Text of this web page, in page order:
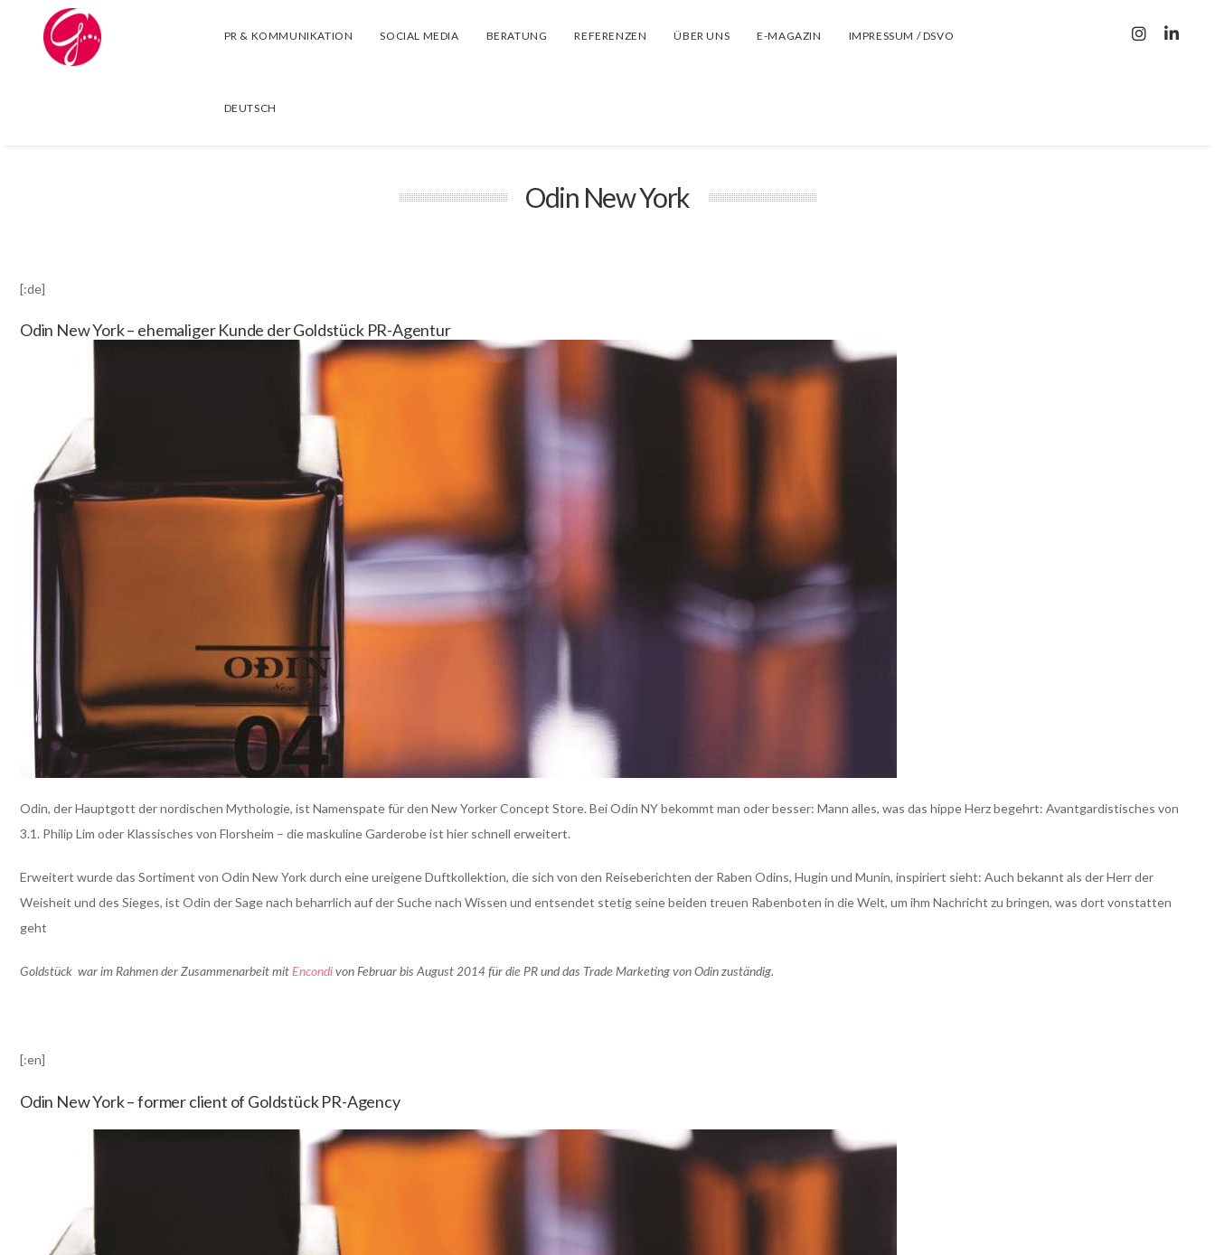
PR & KOMMUNIKATION SOCIAL MEDIA BERATUNG REFERENZEN ÜBER UNS E-MAGAZIN IMPRESSUM / DSVO
DEUTSCH
Odin New York
[:de]
Odin New York – ehemaliger Kunde der Goldstück PR-Agentur
Odin, der Hauptgott der nordischen Mythologie, ist Namenspate für den New Yorker Concept Store. Bei Odin NY bekommt man oder besser: Mann alles, was das hippe Herz begehrt: Avantgardistisches von
3.1. Philip Lim oder Klassisches von Florsheim – die maskuline Garderobe ist hier schnell erweitert.
Erweitert wurde das Sortiment von Odin New York durch eine ureigene Duftkollektion, die sich von den Reiseberichten der Raben Odins, Hugin und Munin, inspiriert sieht: Auch bekannt als der Herr der
Weisheit und des Sieges, ist Odin der Sage nach beharrlich auf der Suche nach Wissen und entsendet stetig seine beiden treuen Rabenboten in die Welt, um ihm Nachricht zu bringen, was dort vonstatten
geht
Goldstück war im Rahmen der Zusammenarbeit mit Encondi von Februar bis August 2014 für die PR und das Trade Marketing von Odin zuständig.
[:en]
Odin New York – former client of Goldstück PR-Agency